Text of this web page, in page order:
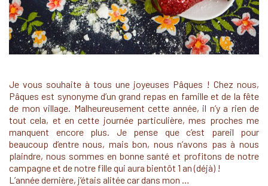
Je vous souhaite à tous une joyeuses Pâques ! Chez nous,
Pâques est synonyme d’un grand repas en famille et de la fête
de mon village. Malheureusement cette année, il n’y a rien de
tout cela, et en cette journée particulière, mes proches me
manquent encore plus. Je pense que c’est pareil pour
beaucoup d’entre nous, mais bon, nous n’avons pas à nous
plaindre, nous sommes en bonne santé et profitons de notre
campagne et de notre fille qui aura bientôt 1 an (déjà) !
L’année dernière, j’étais alitée car dans mon …